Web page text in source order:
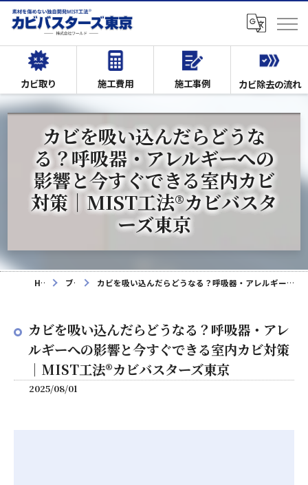
カビ取り 施工費用 施工事例 カビ除去の流れ
カビを吸い込んだらどうな
る？呼吸器・アレルギーへの
影響と今すぐできる室内カビ
対策｜MIST工法®カビバスタ
ーズ東京
HOME ブログ カビを吸い込んだらどうなる？呼吸器・アレルギーへの影響と今すぐできる室内カビ対策｜MIST工法®カビバスターズ東京
カビを吸い込んだらどうなる？呼吸器・アレ
ルギーへの影響と今すぐできる室内カビ対策
｜MIST工法®カビバスターズ東京
2025/08/01